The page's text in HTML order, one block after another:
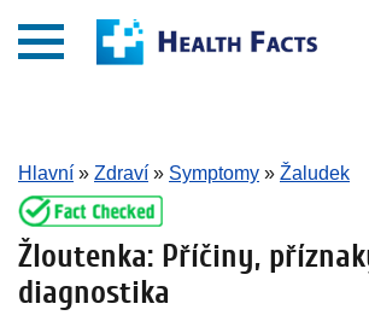
Hlavní » Zdraví » Symptomy » Žaludek
Žloutenka: Příčiny,
diagnostika